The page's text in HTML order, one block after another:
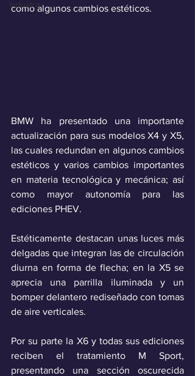
Industra
como algunos cambios estéticos.
BMW ha presentado una importante
actualización para sus modelos X4 y X5,
las cuales redundan en algunos cambios
estéticos y varios cambios importantes
en materia tecnológica y mecánica; así
como mayor autonomía para las
ediciones PHEV.
Estéticamente destacan unas luces más
delgadas que integran las de circulación
diurna en forma de flecha; en la X5 se
aprecia una parrilla iluminada y un
bomper delantero rediseñado con tomas
de aire verticales.
Por su parte la X6 y todas sus ediciones
reciben el tratamiento M Sport,
presentando una sección oscurecida